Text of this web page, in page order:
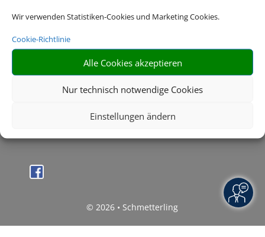
Wir verwenden Statistiken-Cookies und Marketing Cookies.
Cookie-Richtlinie
Alle Cookies akzeptieren
Nur technisch notwendige Cookies
Einstellungen ändern
Die Abwicklung der Buchung übernimmt Schmetterling
International GmbH & Co.KG im Auftrag des Webseiteninhabers.
Rechtliche Informationen
Blacklisted Airlines|AGB|
© 2026 • Schmetterling